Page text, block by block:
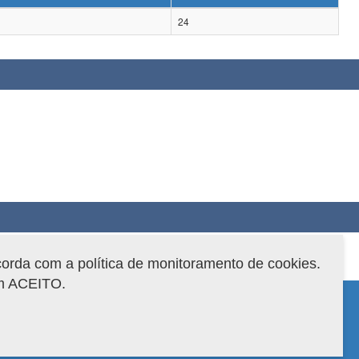
24
com a política de monitoramento de cookies.
ACEITO.